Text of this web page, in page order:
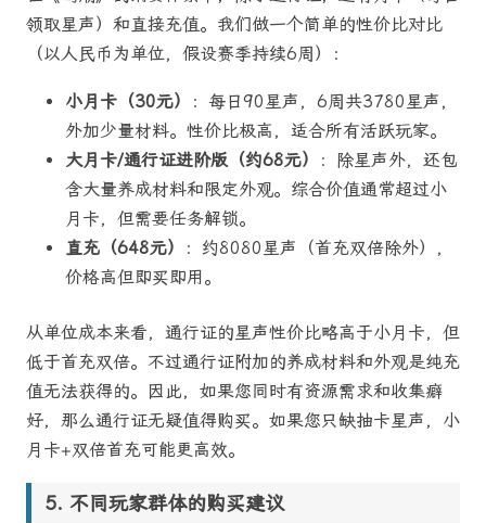
领取星声）和直接充值。我们做一个简单的性价比对比
（以人民币为单位，假设赛季持续6周）：
小月卡（30元）
：每日90星声，6周共3780星声，
外加少量材料。性价比极高，适合所有活跃玩家。
大月卡/通行证进阶版（约68元）
：除星声外，还包
含大量养成材料和限定外观。综合价值通常超过小
月卡，但需要任务解锁。
直充（648元）
：约8080星声（首充双倍除外），
价格高但即买即用。
从单位成本来看，通行证的星声性价比略高于小月卡，但
低于首充双倍。不过通行证附加的养成材料和外观是纯充
值无法获得的。因此，如果您同时有资源需求和收集癖
好，那么通行证无疑值得购买。如果您只缺抽卡星声，小
月卡+双倍首充可能更高效。
不同玩家群体的购买建议